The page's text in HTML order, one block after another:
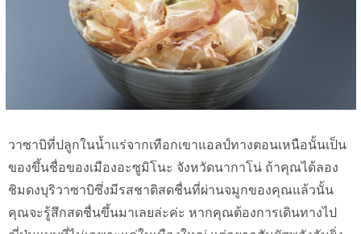
วาซาบิที่ปลูกในน้ำแร่จากเทือกเขาแอลป์ทางตอนเหนือนั้นเป็น
ของขึ้นชื่อของเมืองอะซูมิโนะ จังหวัดนากาโน่ ถ้าคุณได้ลอง
ชิมดงบุริวาซาบิซึ่งมีรสชาติสดชื่นที่ผ่านจมูกของคุณแล้วนั้น
คุณจะรู้สึกสดชื่นขึ้นมาเลยล่ะค่ะ หากคุณต้องการเดินทางไป